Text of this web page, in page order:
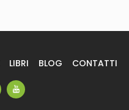
LIBRI BLOG CONTATTI